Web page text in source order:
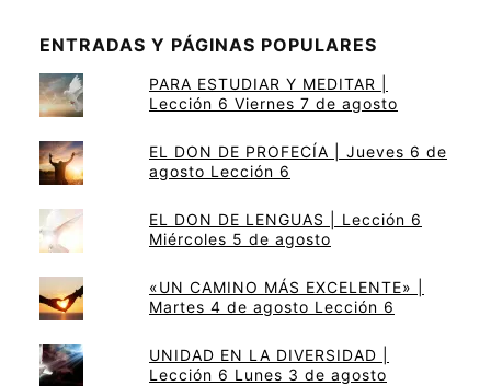
ENTRADAS Y PÁGINAS POPULARES
PARA ESTUDIAR Y MEDITAR |
Lección 6 Viernes 7 de agosto
EL DON DE PROFECÍA | Jueves 6 de
agosto Lección 6
EL DON DE LENGUAS | Lección 6
Miércoles 5 de agosto
«UN CAMINO MÁS EXCELENTE» |
Martes 4 de agosto Lección 6
UNIDAD EN LA DIVERSIDAD |
Lección 6 Lunes 3 de agosto